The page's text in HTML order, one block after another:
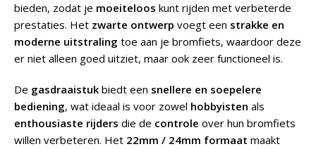
bieden, zodat je moeiteloos kunt rijden met verbeterde
prestaties. Het zwarte ontwerp voegt een strakke en
moderne uitstraling toe aan je bromfiets, waardoor deze
er niet alleen goed uitziet, maar ook zeer functioneel is.
De gasdraaistuk biedt een snellere en soepelere
bediening, wat ideaal is voor zowel hobbyisten als
enthousiaste rijders die de controle over hun bromfiets
willen verbeteren. Het 22mm / 24mm formaat maakt